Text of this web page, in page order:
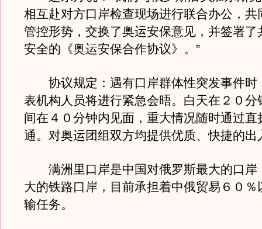
相互赴对方口岸检查现场进行联合办公，共
管控形势，交换了奥运安保意见，并签署了
安全的《奥运安保合作协议》。”
协议规定：遇有口岸群体性突发事件时
表机构人员将进行紧急会晤。白天在２０分
间在４０分钟内见面，重大情况随时通过直
通。对奥运团组双方均提供优质、快捷的出
满洲里口岸是中国对俄罗斯最大的口岸
大的铁路口岸，目前承担着中俄贸易６０％
输任务。